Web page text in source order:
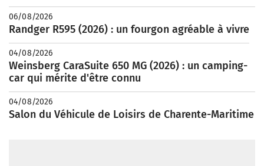
06/08/2026
Randger R595 (2026) : un fourgon agréable à vivre
04/08/2026
Weinsberg CaraSuite 650 MG (2026) : un camping-
car qui mérite d'être connu
04/08/2026
Salon du Véhicule de Loisirs de Charente-Maritime